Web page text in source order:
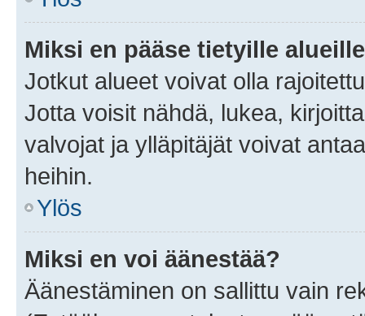
Miksi en pääse tietyille
Jotkut alueet voivat olla
Jotta voisit nähdä, lukea,
valvojat ja ylläpitäjät voivat
heihin.
Ylös
Miksi en voi äänestää?
Äänestäminen on sallittu vain